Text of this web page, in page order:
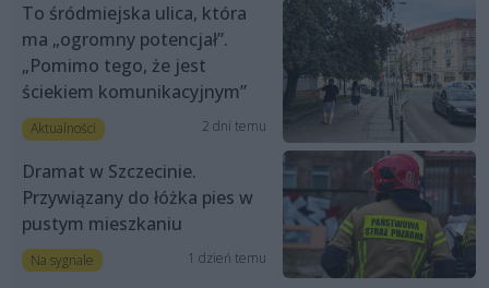
To śródmiejska ulica, która
ma „ogromny potencjał”.
„Pomimo tego, że jest
ściekiem komunikacyjnym”
Aktualności 2 dni temu
Dramat w Szczecinie.
Przywiązany do łóżka pies w
pustym mieszkaniu
Na sygnale 1 dzień temu